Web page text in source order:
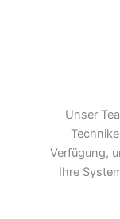
Unser
Verfügung,
Ihre